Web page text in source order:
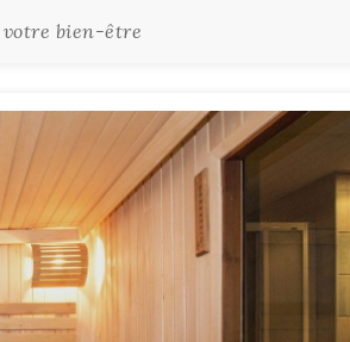
votre bien-être